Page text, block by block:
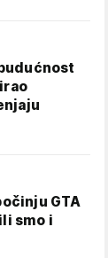
GTA
smo i